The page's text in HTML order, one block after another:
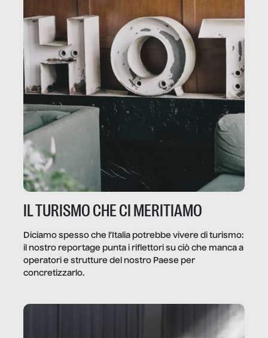
IL TURISMO CHE CI MERITIAMO
Diciamo spesso che l’Italia potrebbe vivere di turismo:
il nostro reportage punta i riflettori su ciò che manca a
operatori e strutture del nostro Paese per
concretizzarlo.